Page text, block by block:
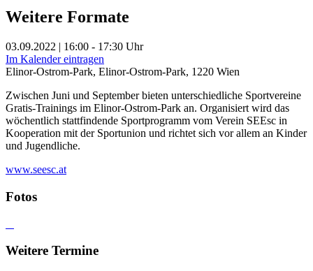
Weitere Formate
03.09.2022 | 16:00 - 17:30 Uhr
Im Kalender eintragen
Elinor-Ostrom-Park, Elinor-Ostrom-Park, 1220 Wien
Zwischen Juni und September bieten unterschiedliche Sportvereine
Gratis-Trainings im Elinor-Ostrom-Park an. Organisiert wird das
wöchentlich stattfindende Sportprogramm vom Verein SEEsc in
Kooperation mit der Sportunion und richtet sich vor allem an Kinder
und Jugendliche.
www.seesc.at
Fotos
Weitere Termine